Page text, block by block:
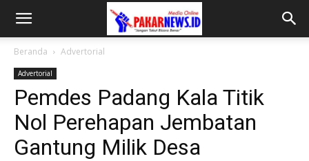
Beranda Advertorial
Advertorial
Pemdes Padang Kala Titik
Nol Perehapan Jembatan
Gantung Milik Desa